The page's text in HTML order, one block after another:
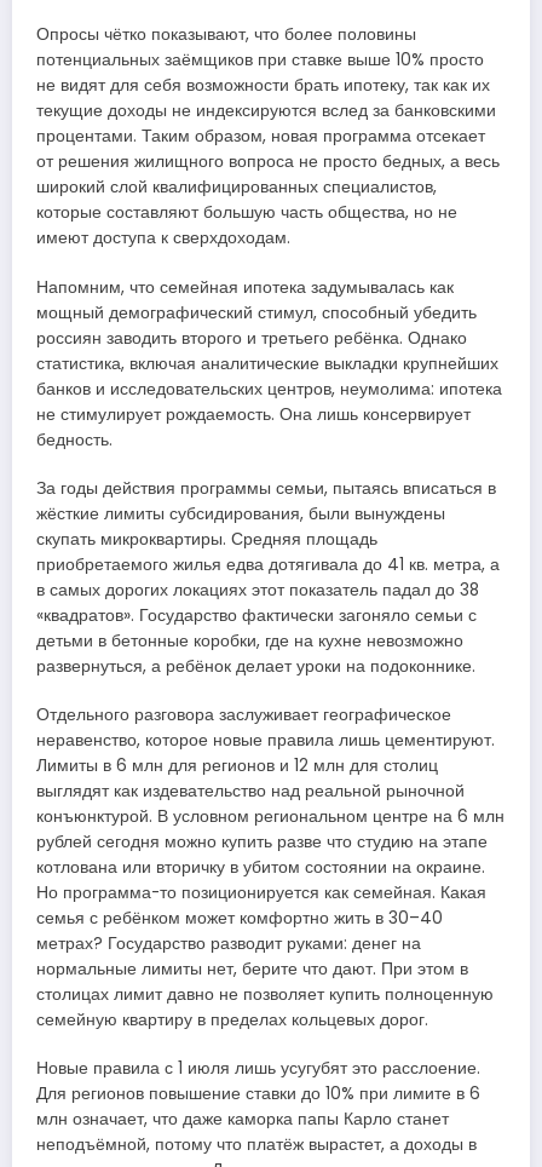
Опросы чётко показывают, что более половины
потенциальных заёмщиков при ставке выше 10% просто
не видят для себя возможности брать ипотеку, так как их
текущие доходы не индексируются вслед за банковскими
процентами. Таким образом, новая программа отсекает
от решения жилищного вопроса не просто бедных, а весь
широкий слой квалифицированных специалистов,
которые составляют большую часть общества, но не
имеют доступа к сверхдоходам.
Напомним, что семейная ипотека задумывалась как
мощный демографический стимул, способный убедить
россиян заводить второго и третьего ребёнка. Однако
статистика, включая аналитические выкладки крупнейших
банков и исследовательских центров, неумолима: ипотека
не стимулирует рождаемость. Она лишь консервирует
бедность.
За годы действия программы семьи, пытаясь вписаться в
жёсткие лимиты субсидирования, были вынуждены
скупать микроквартиры. Средняя площадь
приобретаемого жилья едва дотягивала до 41 кв. метра, а
в самых дорогих локациях этот показатель падал до 38
«квадратов». Государство фактически загоняло семьи с
детьми в бетонные коробки, где на кухне невозможно
развернуться, а ребёнок делает уроки на подоконнике.
Отдельного разговора заслуживает географическое
неравенство, которое новые правила лишь цементируют.
Лимиты в 6 млн для регионов и 12 млн для столиц
выглядят как издевательство над реальной рыночной
конъюнктурой. В условном региональном центре на 6 млн
рублей сегодня можно купить разве что студию на этапе
котлована или вторичку в убитом состоянии на окраине.
Но программа-то позиционируется как семейная. Какая
семья с ребёнком может комфортно жить в 30–40
метрах? Государство разводит руками: денег на
нормальные лимиты нет, берите что дают. При этом в
столицах лимит давно не позволяет купить полноценную
семейную квартиру в пределах кольцевых дорог.
Новые правила с 1 июля лишь усугубят это расслоение.
Для регионов повышение ставки до 10% при лимите в 6
млн означает, что даже каморка папы Карло станет
неподъёмной, потому что платёж вырастет, а доходы в